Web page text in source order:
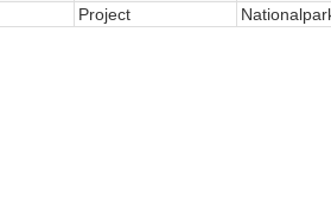
Project